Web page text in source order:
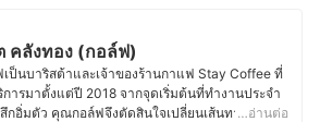
คลังทอง (กอล์ฟ)
ป็นบาริสต้าและเจ้าของร้านกาแฟ Stay Coffee ที่
การมาตั้งแต่ปี 2018 จากจุดเริ่มต้นที่ทำงานประจำ
สึกอิ่มตัว คุณกอล์ฟจึงตัดสินใจเปลี่ยนเส้นทางชีวิต
…อ่านต่อ